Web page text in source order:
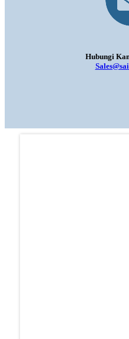
Hubungi